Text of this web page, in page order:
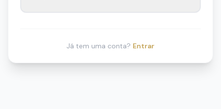
Já tem uma conta? Entrar